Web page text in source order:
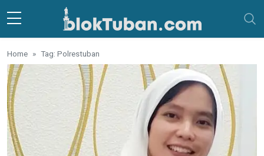
Skip to main content
Home Tag: Polrestuban